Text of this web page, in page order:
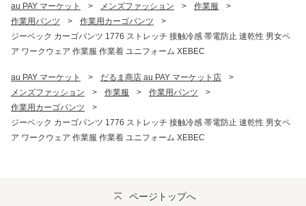
au PAY マーケット > メンズファッション > 作業服
>
作業用パンツ
> 作業用カーゴパンツ
>
ジーベック カーゴパンツ 1776 ストレッチ 接触冷感 帯電防止 速乾性 男女ペ
ア ワークウェア 作業服 作業着 ユニフォーム XEBEC
au PAY マーケット > だるま商店 au PAY マーケット店
>
メンズファッション
> 作業服 > 作業用パンツ
>
作業用カーゴパンツ
>
ジーベック カーゴパンツ 1776 ストレッチ 接触冷感 帯電防止 速乾性 男女ペ
ア ワークウェア 作業服 作業着 ユニフォーム XEBEC
ページトップへ